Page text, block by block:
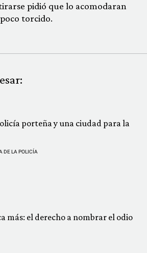
pidió que lo acomodaran
torcido.
porteña y una ciudad para la
DE LA POLICÍA
más: el derecho a nombrar el odio